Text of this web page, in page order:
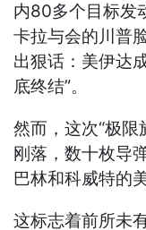
内80多个目标发
卡拉与会的川普
出狠话：美伊达
底终结”。
然而，这次“极
刚落，数十枚导
巴林和科威特的
这标志着前所未